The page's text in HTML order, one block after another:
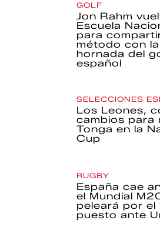
GOLF
Jon Rahm
Escuela
para
método con
hornada del
español
SELECCIONES
Los Leones,
cambios para
Tonga en la
Cup
RUGBY
España cae
el Mundial
peleará por el
puesto ante